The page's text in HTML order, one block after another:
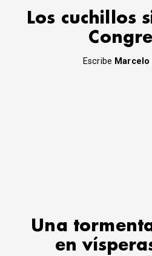
Los cuchillos
Escribe Marcelo
Una
en